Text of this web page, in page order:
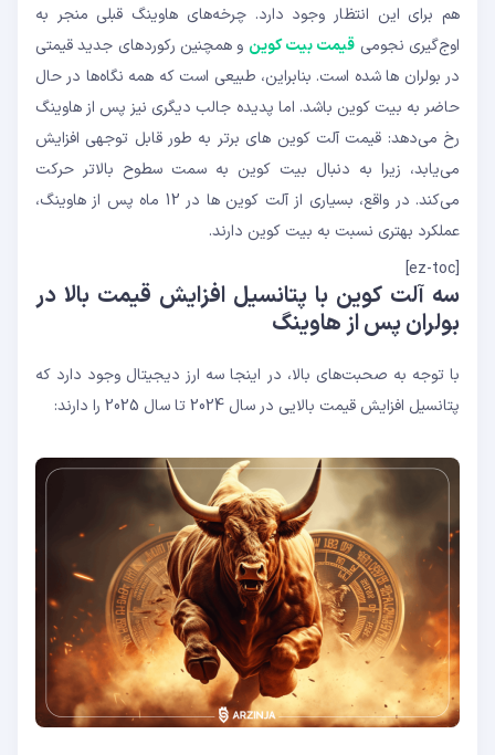
هم برای این انتظار وجود دارد. چرخه‌های هاوینگ قبلی منجر به
اوج‌گیری نجومی قیمت بیت کوین و همچنین رکوردهای جدید قیمتی
در بولران ها شده است. بنابراین، طبیعی است که همه نگاه‌ها در حال
حاضر به بیت کوین باشد. اما پدیده جالب دیگری نیز پس از هاوینگ
رخ می‌دهد: قیمت آلت کوین های برتر به طور قابل توجهی افزایش
می‌یابد، زیرا به دنبال بیت کوین به سمت سطوح بالاتر حرکت
می‌کند. در واقع، بسیاری از آلت کوین ها در 12 ماه پس از هاوینگ،
عملکرد بهتری نسبت به بیت کوین دارند.
[ez-toc]
سه آلت کوین با پتانسیل افزایش قیمت بالا در
بولران پس از هاوینگ
با توجه به صحبت‌های بالا، در اینجا سه ارز دیجیتال وجود دارد که
پتانسیل افزایش قیمت بالایی در سال 2024 تا سال 2025 را دارند: